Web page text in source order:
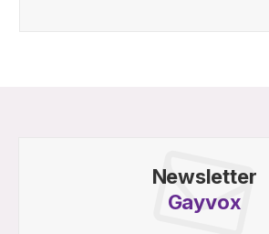
Newsletter
Gayvox